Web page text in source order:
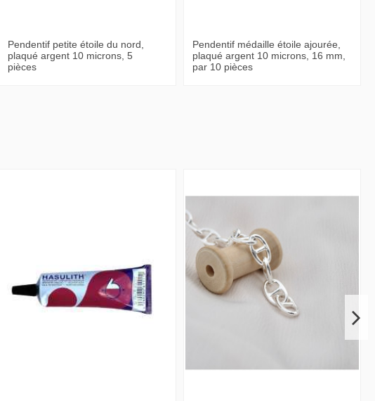
Pendentif petite étoile du nord,
plaqué argent 10 microns, 5
pièces
Pendentif médaille étoile ajourée,
plaqué argent 10 microns, 16 mm,
par 10 pièces